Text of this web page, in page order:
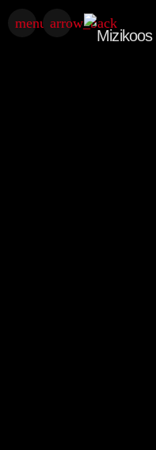
menu arrow_back